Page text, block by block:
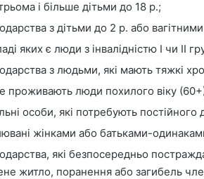
і більше дітьми до 18 р.;
з дітьми до 2 р. або
яких є люди з інвалідністю І чи ІІ
з людьми, які мають тяжкі
проживають люди похилого віку
особи, які потребують постійного
жінками або батьками-
які безпосередньо
житло, поранення або загибель